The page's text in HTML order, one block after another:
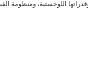
اللوجستية، ومنظومة